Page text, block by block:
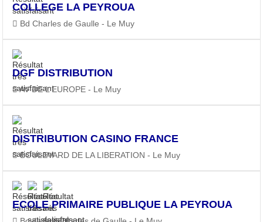
COLLEGE LA PEYROUA
Bd Charles de Gaulle - Le Muy
DGF DISTRIBUTION
AV DE L EUROPE - Le Muy
DISTRIBUTION CASINO FRANCE
BOULEVARD DE LA LIBERATION - Le Muy
ECOLE PRIMAIRE PUBLIQUE LA PEYROUA